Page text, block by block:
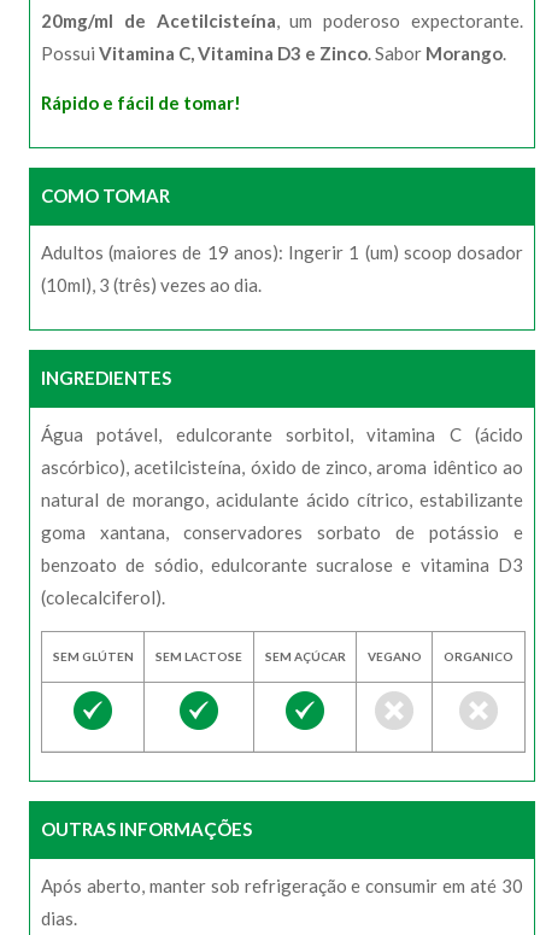
20mg/ml de Acetilcisteína, um poderoso expectorante.
Possui Vitamina C, Vitamina D3 e Zinco. Sabor Morango.
Rápido e fácil de tomar!
COMO TOMAR
Adultos (maiores de 19 anos): Ingerir 1 (um) scoop dosador
(10ml), 3 (três) vezes ao dia.
INGREDIENTES
Água potável, edulcorante sorbitol, vitamina C (ácido
ascórbico), acetilcisteína, óxido de zinco, aroma idêntico ao
natural de morango, acidulante ácido cítrico, estabilizante
goma xantana, conservadores sorbato de potássio e
benzoato de sódio, edulcorante sucralose e vitamina D3
(colecalciferol).
SEM GLÚTEN SEM LACTOSE SEM AÇÚCAR VEGANO ORGANICO
OUTRAS INFORMAÇÕES
Após aberto, manter sob refrigeração e consumir em até 30
dias.